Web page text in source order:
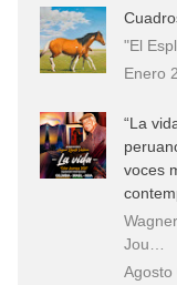
"El
Enero
“La
voces
Jou…
Agosto